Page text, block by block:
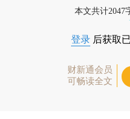
本文共计2047
登录 后获取
财新通会员
可畅读全文